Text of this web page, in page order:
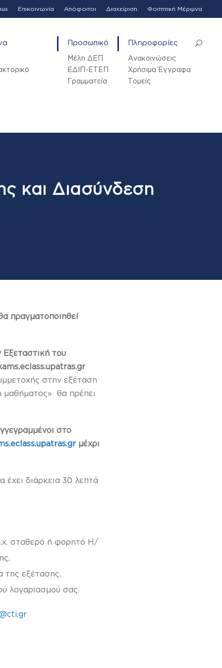
Επικοινωνία Απόφοιτοι Διαχείριση Φοιτητική Μέριμνα
Προσωπικό
Μέλη ΔΕΠ
ΕΔΙΠ-ΕΤΕΠ
Γραμματεία
Πληροφορίες
Ανακοινώσεις
Χρήσιμα Έγγραφα
Τομείς
και Διασύνδεση
πραγματοποιηθεί
Εξεταστική του
στην εξέταση
μαθήματος» θα πρέπει
στο
μέχρι
διάρκεια 30 λεπτά
σταθερό ή φορητό Η/
της εξέτασης,
λογαριασμού σας.